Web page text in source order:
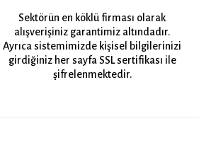
Sektörün en köklü firması olarak
alışverişiniz garantimiz altındadır.
Ayrıca sistemimizde kişisel bilgilerinizi
girdiğiniz her sayfa SSL sertifikası ile
şifrelenmektedir.